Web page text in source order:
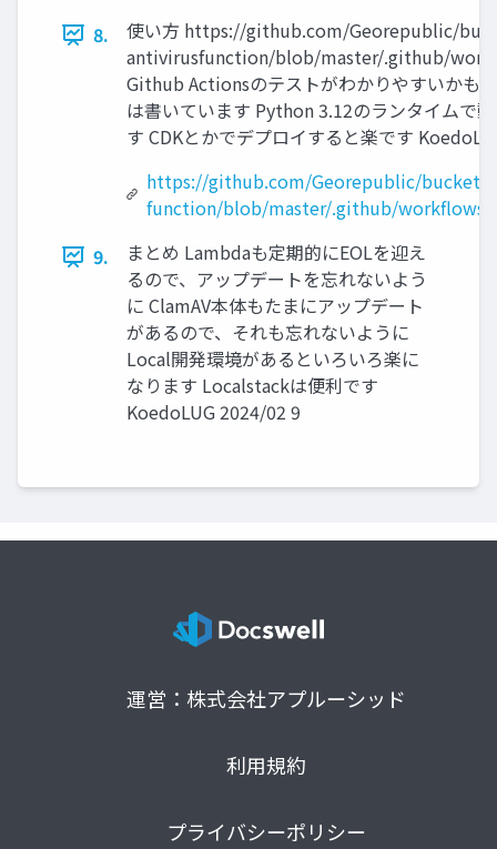
8.
使い方 https://github.com/Georepublic/
antivirusfunction/blob/master/.github/
Github Actionsのテストがわかりやすいかも
は書いています Python 3.12のランタイムで
す CDKとかでデプロイすると楽です
https://github.com/Georepublic/bucket-
function/blob/master/.github/workflows/
9.
まとめ Lambdaも定期的にEOLを迎え
るので、アップデートを忘れないよう
に ClamAV本体もたまにアップデート
があるので、それも忘れないように
Local開発環境があるといろいろ楽に
なります Localstackは便利です
KoedoLUG 2024/02 9
運営：株式会社アプルーシッド
利用規約
プライバシーポリシー